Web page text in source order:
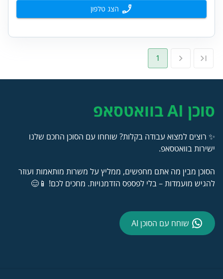
הצג טלפון
1
סוכן AI בוואטסאפ
✨ רוצים למצוא עבודה בקלות? שוחחו עם הסוכן החכם שלנו
ישירות בוואטסאפ.
הסוכן מבין מה אתם מחפשים, ממליץ על משרות מותאמות ועוזר
להגיש מועמדות – בלי לפספס הזדמנויות. מחכים לכם! 📱😊
שוחח עם הסוכן AI